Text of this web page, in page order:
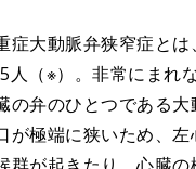
大動脈弁狭窄症とは
（※）。非常にまれな
弁のひとつである
が極端に狭いため、